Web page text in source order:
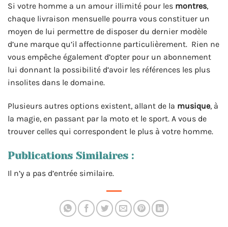
Si votre homme a un amour illimité pour les montres,
chaque livraison mensuelle pourra vous constituer un
moyen de lui permettre de disposer du dernier modèle
d’une marque qu’il affectionne particulièrement. Rien ne
vous empêche également d’opter pour un abonnement
lui donnant la possibilité d’avoir les références les plus
insolites dans le domaine.
Plusieurs autres options existent, allant de la musique, à
la magie, en passant par la moto et le sport. A vous de
trouver celles qui correspondent le plus à votre homme.
Publications Similaires :
Il n’y a pas d’entrée similaire.